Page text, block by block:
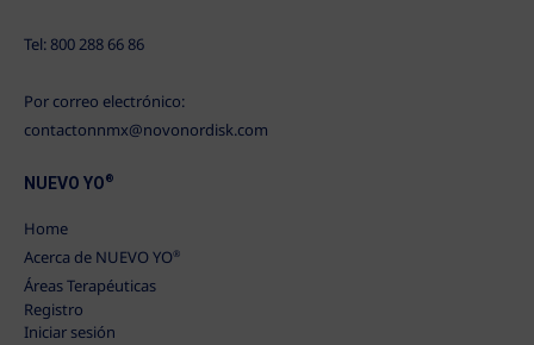
Tel: 800 288 66 86
Por correo electrónico:
contactonnmx@novonordisk.com
NUEVO YO ®
Home
Acerca de NUEVO YO®
Áreas Terapéuticas
Registro
Iniciar sesión